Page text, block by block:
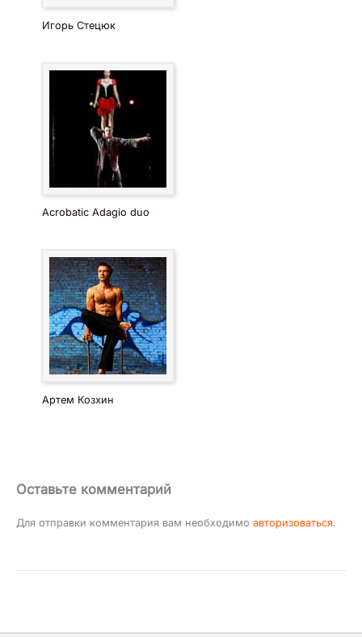
Игорь Стецюк
Acrobatic Adagio duo
Артем Козхин
Оставьте комментарий
Для отправки комментария вам необходимо авторизоваться.